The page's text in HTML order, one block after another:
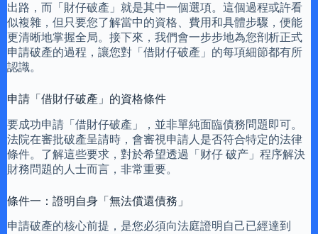
出路，而「財仔破產」就是其中一個選項。這個過程或許看
似複雜，但只要您了解當中的資格、費用和具體步驟，便能
更清晰地掌握全局。接下來，我們會一步步地為您剖析正式
申請破產的過程，讓您對「借財仔破產」的每項細節都有所
認識。
申請「借財仔破產」的資格條件
要成功申請「借財仔破產」，並非單純面臨債務問題即可。
法院在審批破產呈請時，會審視申請人是否符合特定的法律
條件。了解這些要求，對於希望透過「财仔 破产」程序解決
財務問題的人士而言，非常重要。
條件一：證明自身「無法償還債務」
申請破產的核心前提，是您必須向法庭證明自己已經達到